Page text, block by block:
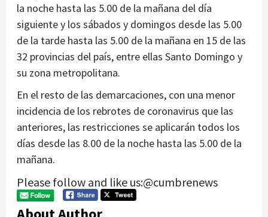
la noche hasta las 5.00 de la mañana del día
siguiente y los sábados y domingos desde las 5.00
de la tarde hasta las 5.00 de la mañana en 15 de las
32 provincias del país, entre ellas Santo Domingo y
su zona metropolitana.
En el resto de las demarcaciones, con una menor
incidencia de los rebrotes de coronavirus que las
anteriores, las restricciones se aplicarán todos los
días desde las 8.00 de la noche hasta las 5.00 de la
mañana.
Please follow and like us:@cumbrenews